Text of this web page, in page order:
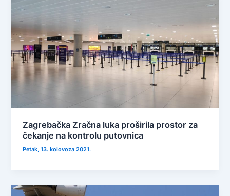
Zagrebačka Zračna luka proširila prostor za
čekanje na kontrolu putovnica
Petak, 13. kolovoza 2021.